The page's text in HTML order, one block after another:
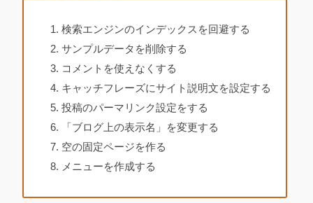
検索エンジンのインデックスを回避する
サンプルデータを削除する
コメントを使えなくする
キャッチフレーズにサイト説明文を設定する
投稿のパーマリンク設定をする
「ブログ上の表示名」を変更する
空の固定ページを作る
メニューを作成する